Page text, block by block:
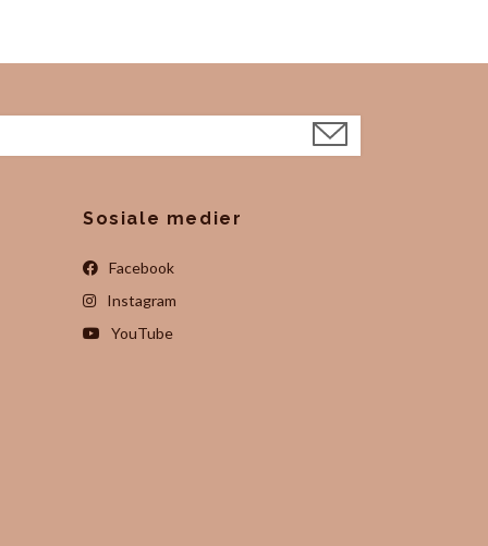
Sosiale medier
Facebook
Instagram
YouTube